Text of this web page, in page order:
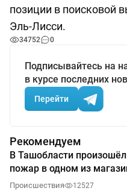
позиции в поисковой
Эль-Лисси.
34752 0
Подписывайтесь на
в курсе последних
Перейти
Рекомендуем
В Ташобласти
пожар в одном из
Происшествия 12527